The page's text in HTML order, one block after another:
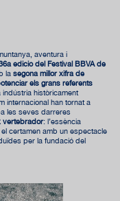
aventura i
edició del Festival BBVA de
la segona millor xifra de
els grans referents
històricament
internacional han tornat a
les seves darreres
vertebrador: l’essència
certamen amb un espectacle
per la fundació del